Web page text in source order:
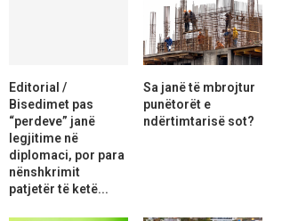
Editorial /
Bisedimet pas
“perdeve” janë
legjitime në
diplomaci, por para
nënshkrimit
patjetër të ketë...
Sa janë të mbrojtur
punëtorët e
ndërtimtarisë sot?